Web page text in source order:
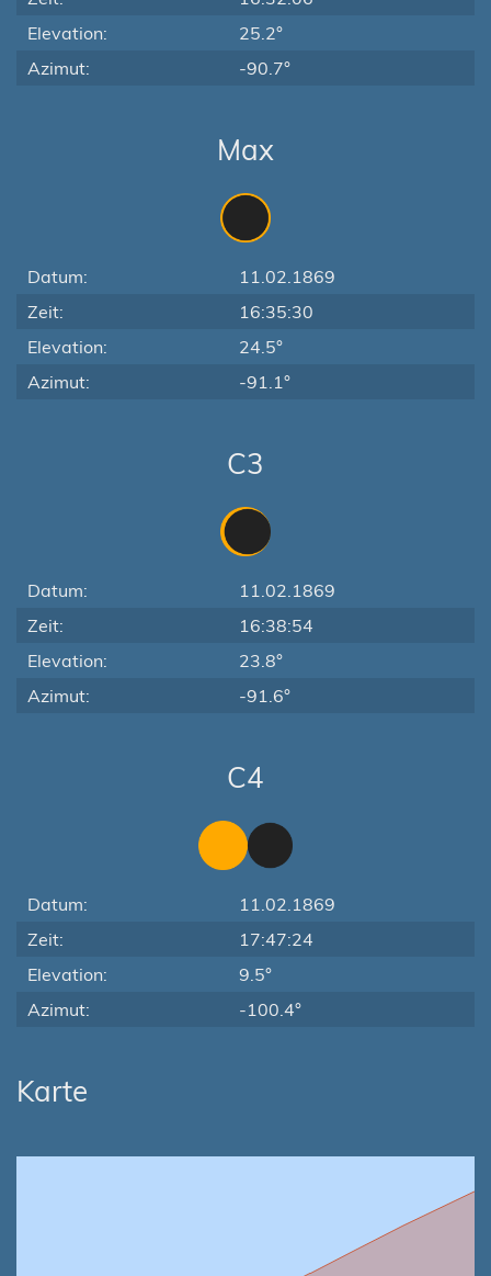
Elevation:
25.2°
Azimut:
-90.7°
Max
Datum:
11.02.1869
Zeit:
16:35:30
Elevation:
24.5°
Azimut:
-91.1°
C3
Datum:
11.02.1869
Zeit:
16:38:54
Elevation:
23.8°
Azimut:
-91.6°
C4
Datum:
11.02.1869
Zeit:
17:47:24
Elevation:
9.5°
Azimut:
-100.4°
Karte